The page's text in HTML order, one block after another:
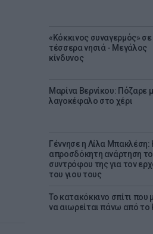
«Κόκκινος συναγερμός» σε
τέσσερα νησιά - Μεγάλος
κίνδυνος
Μαρίνα Βερνίκου: Πόζαρε
λαγοκέφαλο στο χέρι
Γέννησε η Λίλα Μπακλέση:
απροσδόκητη ανάρτηση
συντρόφου της για τον
του γιου τους
Το κατακόκκινο σπίτι που
να αιωρείται πάνω από το